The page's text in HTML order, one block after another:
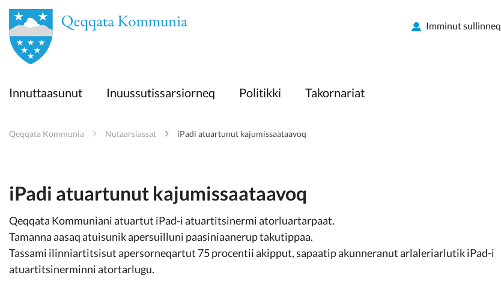
en
Innuttaasunut
Politikki
Imminut sullinneq
Kommunimi pilersaarut
Imminut sullinneq
Innuttaasunut Inuussutissarsiorneq Politikki Takornariat
Qeqqata Kommunia Nutaarsiassat iPadi atuartunut kajumissaataavoq
iPadi atuartunut kajumissaataavoq
Qeqqata Kommuniani atuartut iPad-i atuartitsinermi atorluartarpaat.
Tamanna aasaq atuisunik apersuilluni paasiniaanerup takutippaa.
Tassami ilinniartitsisut apersorneqartut 75 procentii akipput, sapaatip akunneranut arlaleriarlutik iPad-i
atuartitsinerminni atortarlugu.